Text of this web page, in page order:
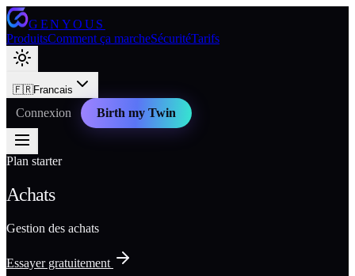
GENYOUS
ProduitsComment ça marcheSécuritéTarifs
🇫🇷Francais
Connexion Birth my Twin
Plan starter
Achats
Gestion des achats
Essayer gratuitement